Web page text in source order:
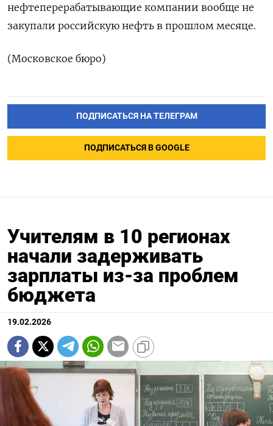
нефтеперерабатывающие компании ‌вообще не
закупали российскую нефть в прошлом месяце.
(Московское бюро)
ПОДПИСАТЬСЯ НА ТЕЛЕГРАМ
ПОДПИСАТЬСЯ В GOOGLE
Учителям в 10 регионах
начали задерживать
зарплаты из-за проблем
бюджета
19.02.2026